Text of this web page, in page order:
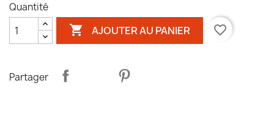
Quantité
 AJOUTER AU PANIER favorite_border
Partager